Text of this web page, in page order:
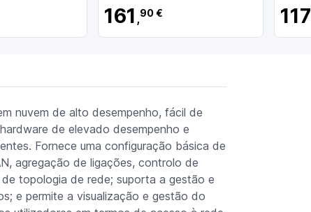
161 ,90 € 117
nuvem de alto desempenho, fácil de
de elevado desempenho e
Fornece uma configuração básica de
agregação de ligações, controlo de
topologia de rede; suporta a gestão e
e permite a visualização e gestão do